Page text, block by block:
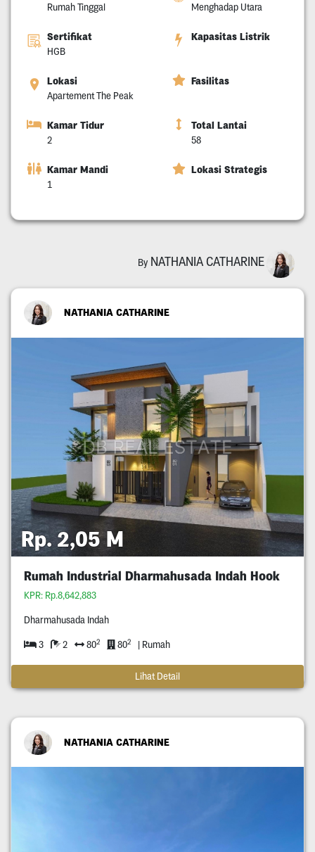
Rumah Tinggal Menghadap Utara
Sertifikat
HGB
Kapasitas Listrik
Lokasi
Apartement The Peak
Fasilitas
Kamar Tidur
2
Total Lantai
58
Kamar Mandi
1
Lokasi Strategis
By NATHANIA CATHARINE
NATHANIA CATHARINE
Rp. 2,05 M
Rumah Industrial Dharmahusada Indah Hook
KPR: Rp.8,642,883
Dharmahusada Indah
3 2 802 802 | Rumah
Lihat Detail
NATHANIA CATHARINE